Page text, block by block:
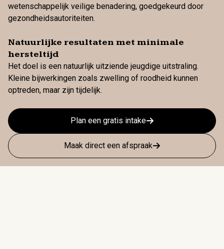
wetenschappelijk veilige benadering, goedgekeurd door
gezondheidsautoriteiten.
Natuurlijke resultaten met minimale
hersteltijd
Het doel is een natuurlijk uitziende jeugdige uitstraling.
Kleine bijwerkingen zoals zwelling of roodheid kunnen
optreden, maar zijn tijdelijk.
Plan een gratis intake
Maak direct een afspraak